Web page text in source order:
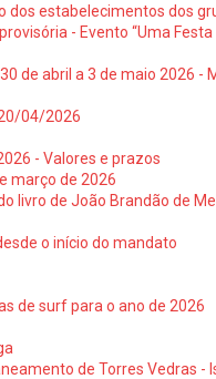
dos estabelecimentos dos
- Evento “Uma Festa
de abril a 3 de maio 2026 -
04/2026
- Valores e prazos
março de 2026
livro de João Brandão de
o início do mandato
de surf para o ano de 2026
de Torres Vedras -